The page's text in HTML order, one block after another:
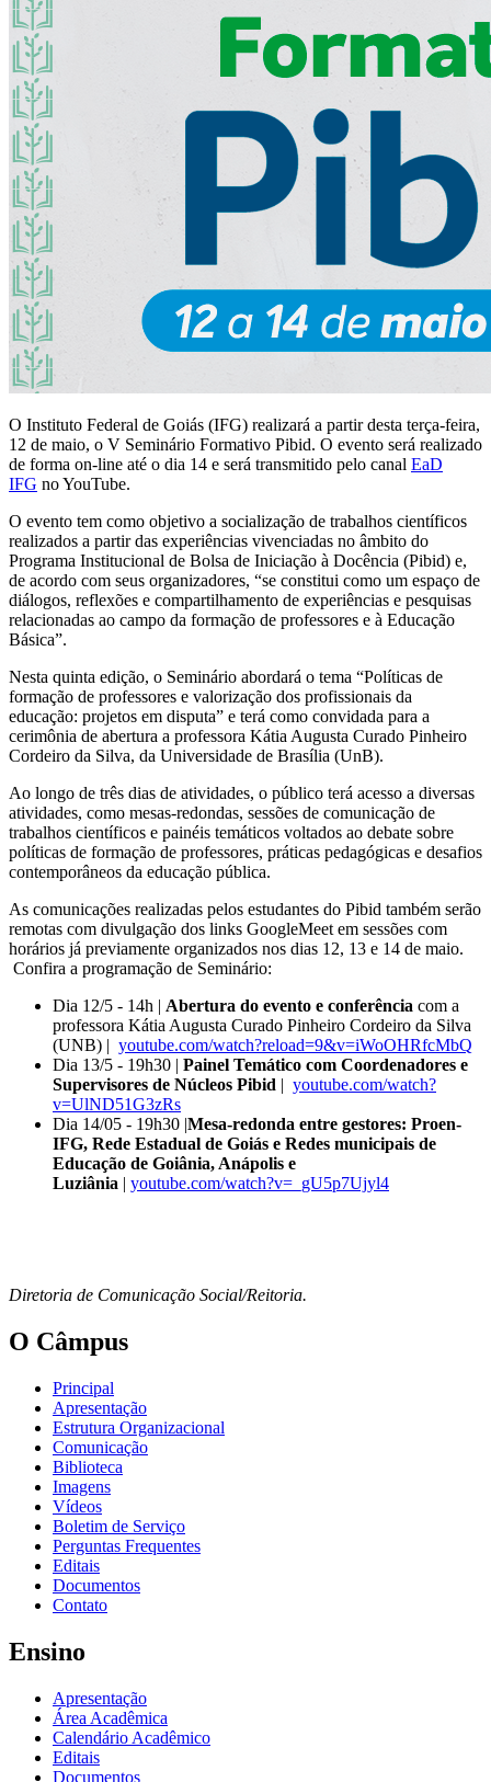
O Instituto Federal de Goiás (IFG) realizará a partir desta terça-feira,
12 de maio, o V Seminário Formativo Pibid. O evento será realizado
de forma on-line até o dia 14 e será transmitido pelo canal EaD
IFG no YouTube.
O evento tem como objetivo a socialização de trabalhos científicos
realizados a partir das experiências vivenciadas no âmbito do
Programa Institucional de Bolsa de Iniciação à Docência (Pibid) e,
de acordo com seus organizadores, “se constitui como um espaço de
diálogos, reflexões e compartilhamento de experiências e pesquisas
relacionadas ao campo da formação de professores e à Educação
Básica”.
Nesta quinta edição, o Seminário abordará o tema “Políticas de
formação de professores e valorização dos profissionais da
educação: projetos em disputa” e terá como convidada para a
cerimônia de abertura a professora Kátia Augusta Curado Pinheiro
Cordeiro da Silva, da Universidade de Brasília (UnB).
Ao longo de três dias de atividades, o público terá acesso a diversas
atividades, como mesas-redondas, sessões de comunicação de
trabalhos científicos e painéis temáticos voltados ao debate sobre
políticas de formação de professores, práticas pedagógicas e desafios
contemporâneos da educação pública.
As comunicações realizadas pelos estudantes do Pibid também serão
remotas com divulgação dos links GoogleMeet em sessões com
horários já previamente organizados nos dias 12, 13 e 14 de maio.
Confira a programação de Seminário:
Dia 12/5 - 14h | Abertura do evento e conferência com a
professora Kátia Augusta Curado Pinheiro Cordeiro da Silva
(UNB) | youtube.com/watch?reload=9&v=iWoOHRfcMbQ
Dia 13/5 - 19h30 | Painel Temático com Coordenadores e
Supervisores de Núcleos Pibid | youtube.com/watch?
v=UlND51G3zRs
Dia 14/05 - 19h30 |Mesa-redonda entre gestores: Proen-
IFG, Rede Estadual de Goiás e Redes municipais de
Educação de Goiânia, Anápolis e
Luziânia | youtube.com/watch?v=_gU5p7Ujyl4
Diretoria de Comunicação Social/Reitoria.
O Câmpus
Principal
Apresentação
Estrutura Organizacional
Comunicação
Biblioteca
Imagens
Vídeos
Boletim de Serviço
Perguntas Frequentes
Editais
Documentos
Contato
Ensino
Apresentação
Área Acadêmica
Calendário Acadêmico
Editais
Documentos